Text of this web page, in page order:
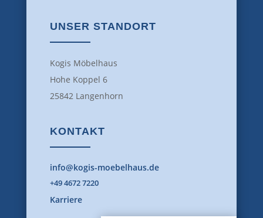
UNSER STANDORT
Kogis Möbelhaus
Hohe Koppel 6
25842 Langenhorn
KONTAKT
info@kogis-moebelhaus.de
+49 4672 7220
Karriere